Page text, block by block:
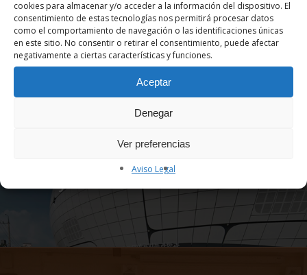
cookies para almacenar y/o acceder a la información del dispositivo. El
consentimiento de estas tecnologías nos permitirá procesar datos
como el comportamiento de navegación o las identificaciones únicas
en este sitio. No consentir o retirar el consentimiento, puede afectar
negativamente a ciertas características y funciones.
Aceptar
Denegar
Ver preferencias
Aviso Legal
SecretariaDPT